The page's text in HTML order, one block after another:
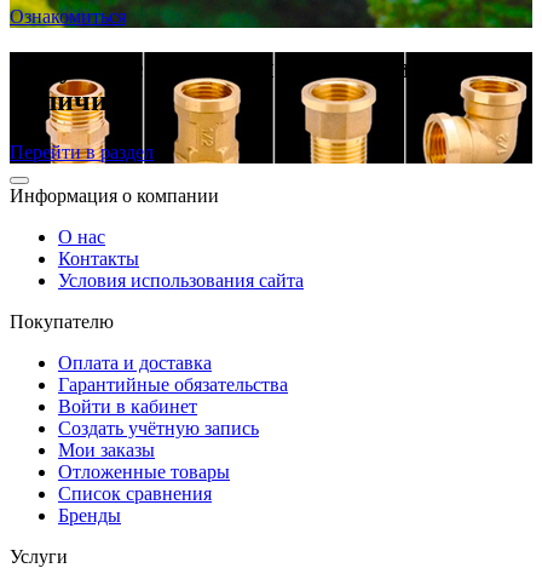
Ознакомиться
Латунные резьбовые фитинги в
наличии
Перейти в раздел
Информация о компании
О нас
Контакты
Условия использования сайта
Покупателю
Оплата и доставка
Гарантийные обязательства
Войти в кабинет
Создать учётную запись
Мои заказы
Отложенные товары
Список сравнения
Бренды
Услуги